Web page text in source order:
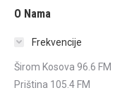
O Nama
Frekvencije
Širom Kosova 96.6 FM
Priština 105.4 FM